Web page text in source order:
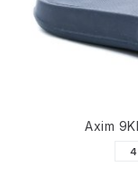
Axim